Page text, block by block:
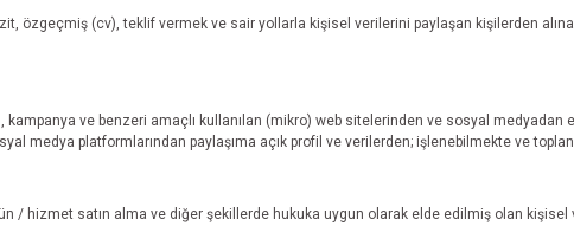
özgeçmiş (cv), teklif vermek ve sair yollarla kişisel verilerini paylaşan kişilerden
ve benzeri amaçlı kullanılan (mikro) web sitelerinden ve sosyal medyadan
medya platformlarından paylaşıma açık profil ve verilerden; işlenebilmekte ve
/ hizmet satın alma ve diğer şekillerde hukuka uygun olarak elde edilmiş olan